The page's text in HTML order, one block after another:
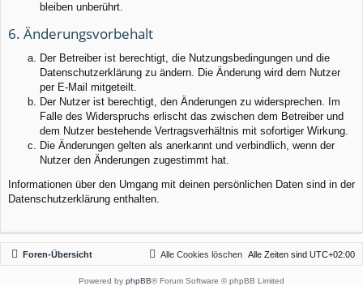
bleiben unberührt.
6. Änderungsvorbehalt
Der Betreiber ist berechtigt, die Nutzungsbedingungen und die
Datenschutzerklärung zu ändern. Die Änderung wird dem Nutzer
per E-Mail mitgeteilt.
Der Nutzer ist berechtigt, den Änderungen zu widersprechen. Im
Falle des Widerspruchs erlischt das zwischen dem Betreiber und
dem Nutzer bestehende Vertragsverhältnis mit sofortiger Wirkung.
Die Änderungen gelten als anerkannt und verbindlich, wenn der
Nutzer den Änderungen zugestimmt hat.
Informationen über den Umgang mit deinen persönlichen Daten sind in der
Datenschutzerklärung enthalten.
Foren-Übersicht Alle Zeiten sind UTC+02:00
Alle Cookies löschen
Powered by phpBB® Forum Software © phpBB Limited